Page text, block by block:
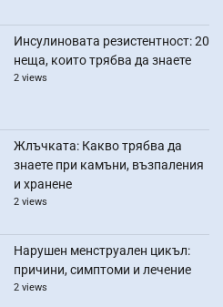
Инсулиновата резистентност: 20
неща, които трябва да знаете
2 views
Жлъчката: Какво трябва да
знаете при камъни, възпаления
и хранене
2 views
Нарушен менструален цикъл:
причини, симптоми и лечение
2 views